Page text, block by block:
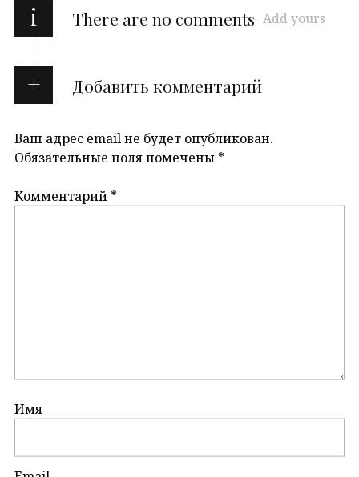
i There are no comments Add yours
Добавить комментарий
Ваш адрес email не будет опубликован.
Обязательные поля помечены *
Комментарий *
Имя